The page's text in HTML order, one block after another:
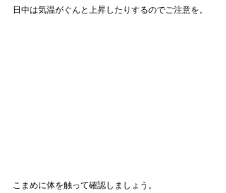
日中は気温がぐんと上昇したりするのでご注意を。
こまめに体を触って確認しましょう。